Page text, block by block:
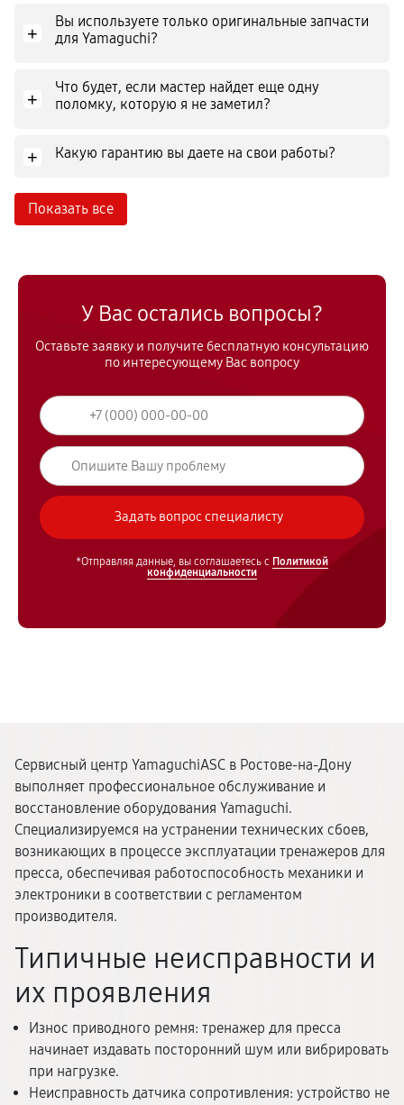
+
Вы используете только оригинальные запчасти
для Yamaguchi?
+
Что будет, если мастер найдет еще одну
поломку, которую я не заметил?
+ Какую гарантию вы даете на свои работы?
Показать все
У Вас остались вопросы?
Оставьте заявку и получите бесплатную консультацию
по интересующему Вас вопросу
*Отправляя данные, вы соглашаетесь с Политикой
конфиденциальности
Сервисный центр YamaguchiASC в Ростове-на-Дону
выполняет профессиональное обслуживание и
восстановление оборудования Yamaguchi.
Специализируемся на устранении технических сбоев,
возникающих в процессе эксплуатации тренажеров для
пресса, обеспечивая работоспособность механики и
электроники в соответствии с регламентом
производителя.
Типичные неисправности и
их проявления
Износ приводного ремня: тренажер для пресса
начинает издавать посторонний шум или вибрировать
при нагрузке.
Неисправность датчика сопротивления: устройство не